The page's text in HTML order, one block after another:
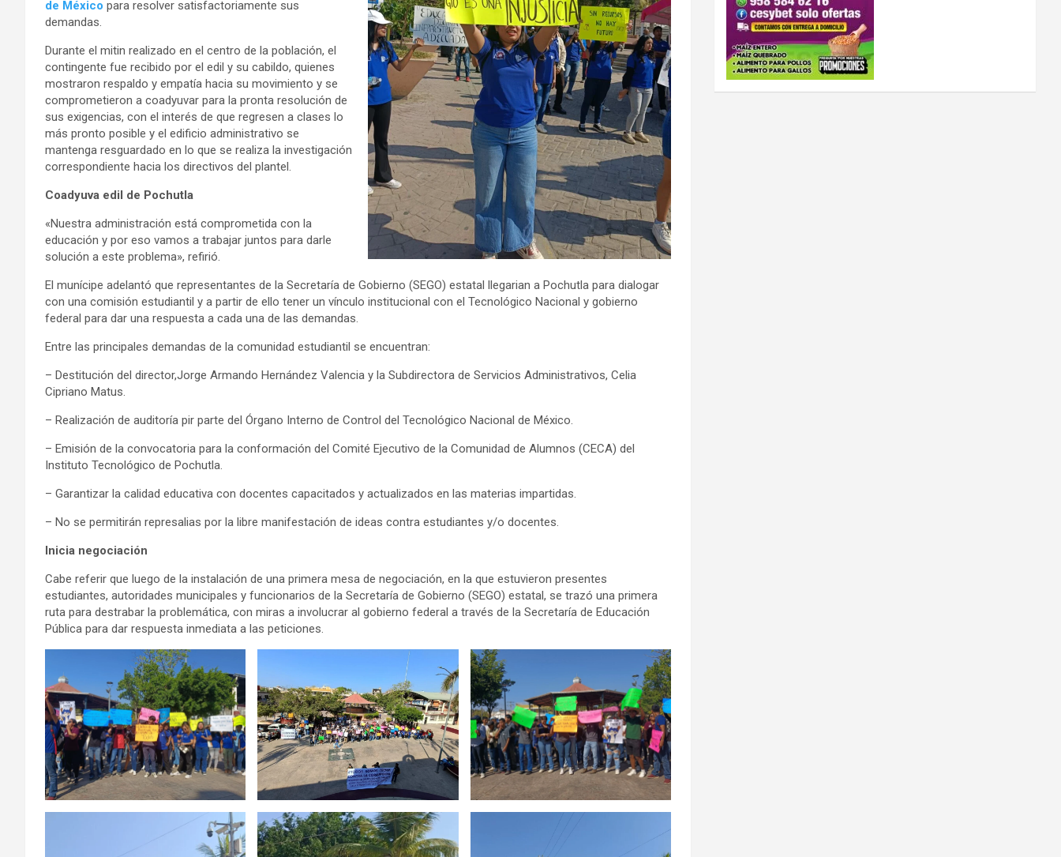
de México para resolver satisfactoriamente sus
demandas.
Durante el mitin realizado en el centro de la población, el
contingente fue recibido por el edil y su cabildo, quienes
mostraron respaldo y empatía hacia su movimiento y se
comprometieron a coadyuvar para la pronta resolución de
sus exigencias, con el interés de que regresen a clases lo
más pronto posible y el edificio administrativo se
mantenga resguardado en lo que se realiza la investigación
correspondiente hacia los directivos del plantel.
Coadyuva edil de Pochutla
«Nuestra administración está comprometida con la
educación y por eso vamos a trabajar juntos para darle
solución a este problema», refirió.
El munícipe adelantó que representantes de la Secretaría de Gobierno (SEGO) estatal llegarian a Pochutla para dialogar
con una comisión estudiantil y a partir de ello tener un vínculo institucional con el Tecnológico Nacional y gobierno
federal para dar una respuesta a cada una de las demandas.
Entre las principales demandas de la comunidad estudiantil se encuentran:
– Destitución del director,Jorge Armando Hernández Valencia y la Subdirectora de Servicios Administrativos, Celia
Cipriano Matus.
– Realización de auditoría pir parte del Órgano Interno de Control del Tecnológico Nacional de México.
– Emisión de la convocatoria para la conformación del Comité Ejecutivo de la Comunidad de Alumnos (CECA) del
Instituto Tecnológico de Pochutla.
– Garantizar la calidad educativa con docentes capacitados y actualizados en las materias impartidas.
– No se permitirán represalias por la libre manifestación de ideas contra estudiantes y/o docentes.
Inicia negociación
Cabe referir que luego de la instalación de una primera mesa de negociación, en la que estuvieron presentes
estudiantes, autoridades municipales y funcionarios de la Secretaría de Gobierno (SEGO) estatal, se trazó una primera
ruta para destrabar la problemática, con miras a involucrar al gobierno federal a través de la Secretaría de Educación
Pública para dar respuesta inmediata a las peticiones.